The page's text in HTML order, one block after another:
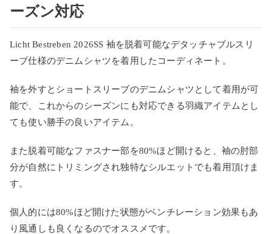
ーズン対応
Licht Bestreben 2026SS 袖を脱着可能なデタッチャブルスリ
ーブ仕様のデニムシャツを着用したコーディネート。
袖を外すとショートスリーブのデニムシャツとして着用が可
能で、これからのシーズンにも対応できる羽織アイテムとし
ても使い勝手の良いアイテム。
また脱着可能なファスナー部を80%ほど開けると、袖の肘部
分が⾃然にトリミングされ独特なシルエットでも着用頂けま
す。
個人的には80%ほど開けた状態がベンチレーション効果もあ
り風通しも良くなるのでオススメです。